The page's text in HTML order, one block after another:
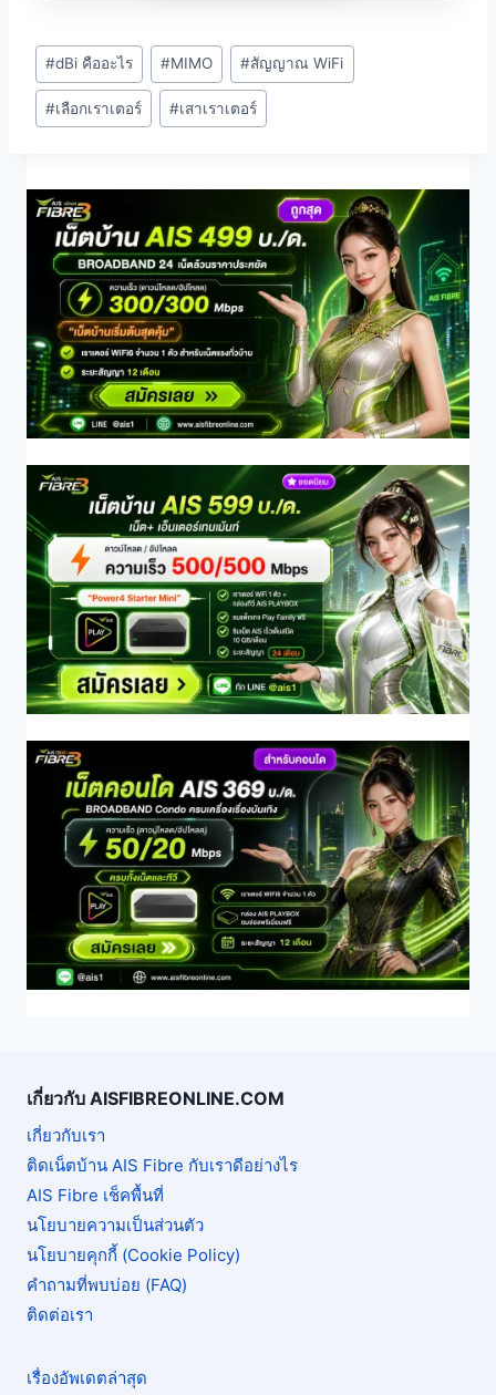
Post
Tags:
#dBi คืออะไร #MIMO #สัญญาณ WiFi
#เลือกเราเตอร์ #เสาเราเตอร์
เกี่ยวกับ AISFIBREONLINE.COM
เกี่ยวกับเรา
ติดเน็ตบ้าน AIS Fibre กับเราดีอย่างไร
AIS Fibre เช็คพื้นที่
นโยบายความเป็นส่วนตัว
นโยบายคุกกี้ (Cookie Policy)
คำถามที่พบบ่อย (FAQ)
ติดต่อเรา
เรื่องอัพเดตล่าสุด